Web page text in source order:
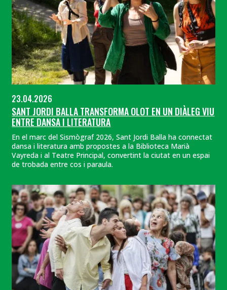
23.04.2026
SANT JORDI BALLA TRANSFORMA OLOT EN UN DIÀLEG VIU
ENTRE DANSA I LITERATURA
En el marc del Sismògraf 2026, Sant Jordi Balla ha connectat
dansa i literatura amb propostes a la Biblioteca Marià
Vayreda i al Teatre Principal, convertint la ciutat en un espai
de trobada entre cos i paraula.